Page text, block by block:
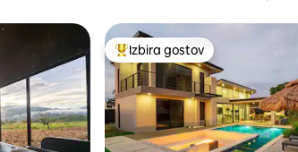
Najbolj priljubljena prenočišča
Izbira gostov